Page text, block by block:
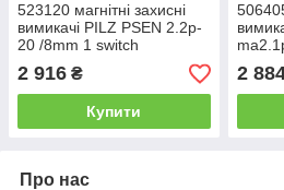
523120 магнітні захисні
вимикачі PILZ PSEN 2.2p-
20 /8mm 1 switch
2 916 ₴
Купити
10/
2
Про нас